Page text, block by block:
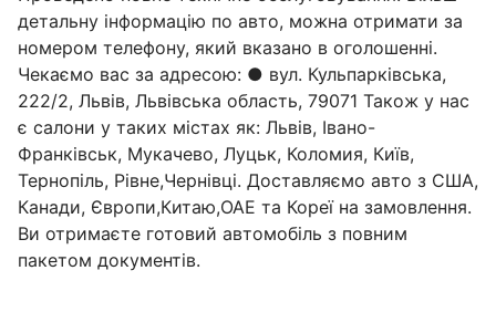
детальну інформацію по авто, можна отримати за
номером телефону, який вказано в оголошенні.
Чекаємо вас за адресою: ● вул. Кульпарківська,
222/2, Львів, Львівська область, 79071 Також у нас
є салони у таких містах як: Львів, Івано-
Франківськ, Мукачево, Луцьк, Коломия, Київ,
Тернопіль, Рівне,Чернівці. Доставляємо авто з США,
Канади, Європи,Китаю,ОАЕ та Кореї на замовлення.
Ви отримаєте готовий автомобіль з повним
пакетом документів.